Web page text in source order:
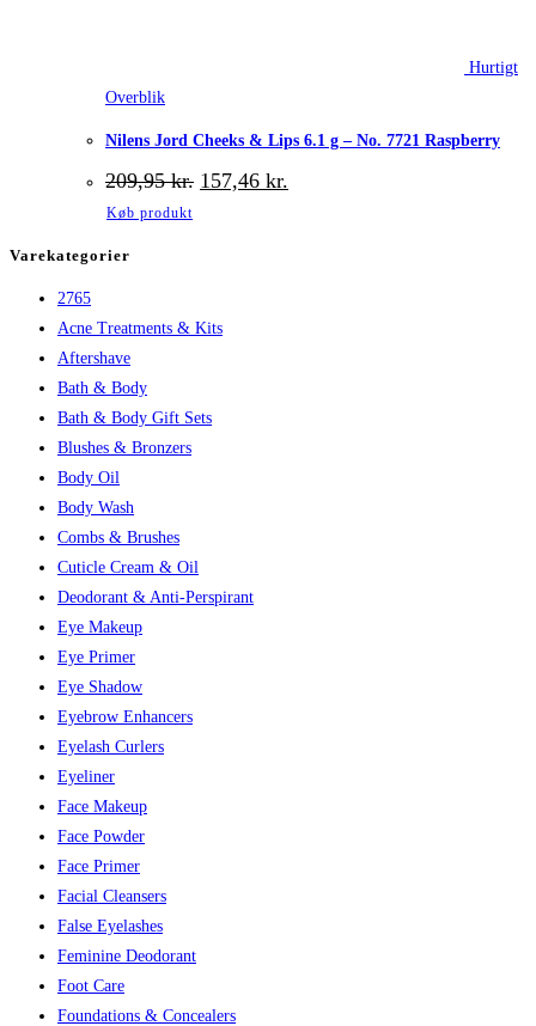
Hurtigt
Overblik
Nilens Jord Cheeks & Lips 6.1 g – No. 7721 Raspberry
209,95kr. Den
oprindelige
157,46 kr.
aktuelle
Køb produkt
Varekategorier
2765
Acne Treatments & Kits
Aftershave
Bath & Body
Bath & Body Gift Sets
Blushes & Bronzers
Body Oil
Body Wash
Combs & Brushes
Cuticle Cream & Oil
Deodorant & Anti-Perspirant
Eye Makeup
Eye Primer
Eye Shadow
Eyebrow Enhancers
Eyelash Curlers
Eyeliner
Face Makeup
Face Powder
Face Primer
Facial Cleansers
False Eyelashes
Feminine Deodorant
Foot Care
Foundations & Concealers